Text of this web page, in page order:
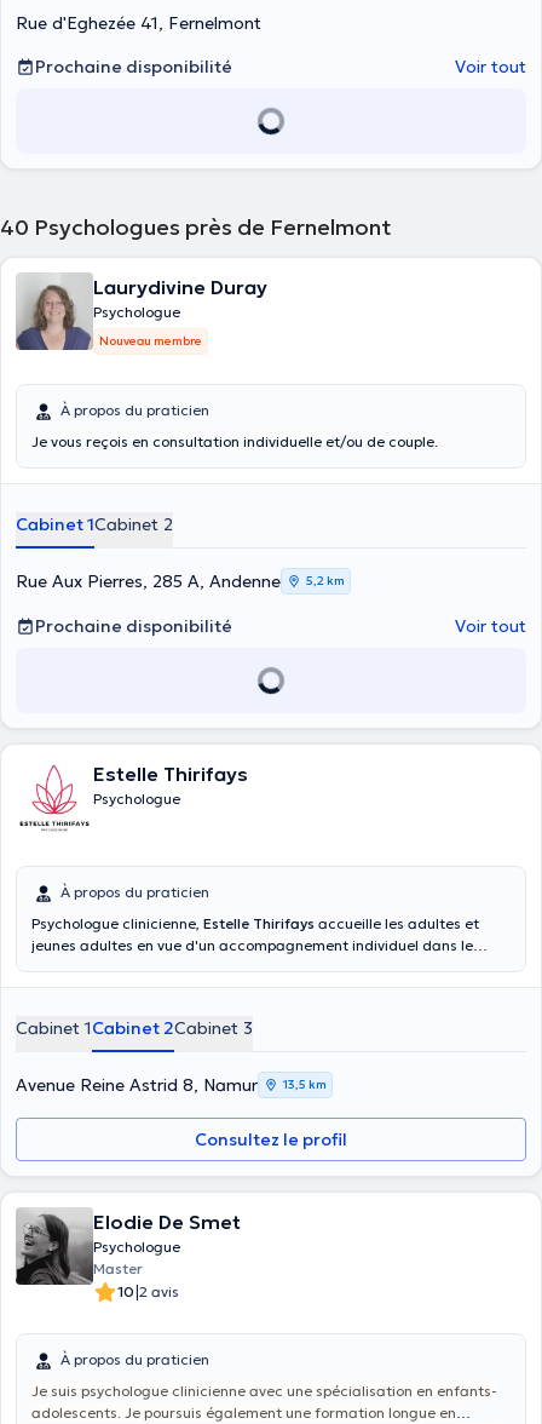
Rue d'Eghezée 41, Fernelmont
Prochaine disponibilité
Voir tout
40 Psychologues près de Fernelmont
Laurydivine Duray
Psychologue
Nouveau membre
À propos du praticien
Je vous reçois en consultation individuelle et/ou de couple.
Cabinet 1Cabinet 2
Rue Aux Pierres, 285 A, Andenne 5,2 km
Prochaine disponibilité Voir tout
Estelle Thirifays
Psychologue
À propos du praticien
Psychologue clinicienne, Estelle Thirifays accueille les adultes et
jeunes adultes en vue d'un accompagnement individuel dans le
burn-out, addiction, troubles émotionnels, phobies, angoisses mais
vie personnelle, familiale ou professionnelle. Il peut s'agir d'un
moment de crise liée à un événement de vie (séparation, deuil,
maladie) ou d'un questionnement plus large. Le suivi peut
s'envisager sur du court ou plus long terme en fonction de la
demande.
Cabinet 1Cabinet 2Cabinet 3
Avenue Reine Astrid 8, Namur 13,5 km
Consultez le profil
Elodie De Smet
Psychologue
Master
10|2 avis
À propos du praticien
Je suis psychologue clinicienne avec une spécialisation en enfants-
adolescents. Je poursuis également une formation longue en